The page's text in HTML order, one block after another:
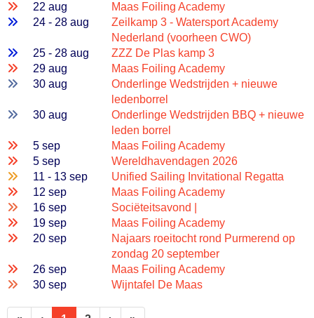
22 aug
Maas Foiling Academy
24 - 28 aug
Zeilkamp 3 - Watersport Academy
Nederland (voorheen CWO)
25 - 28 aug
ZZZ De Plas kamp 3
29 aug
Maas Foiling Academy
30 aug
Onderlinge Wedstrijden + nieuwe
ledenborrel
30 aug
Onderlinge Wedstrijden BBQ + nieuwe
leden borrel
5 sep
Maas Foiling Academy
5 sep
Wereldhavendagen 2026
11 - 13 sep
Unified Sailing Invitational Regatta
12 sep
Maas Foiling Academy
16 sep
Sociëteitsavond |
19 sep
Maas Foiling Academy
20 sep
Najaars roeitocht rond Purmerend op
zondag 20 september
26 sep
Maas Foiling Academy
30 sep
Wijntafel De Maas